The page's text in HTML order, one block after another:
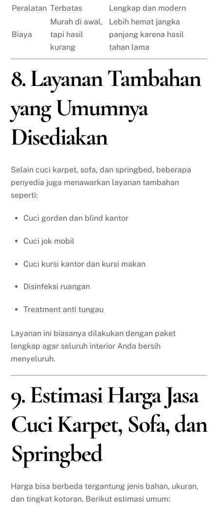
Peralatan Terbatas Lengkap dan modern
Biaya
Murah di awal,
tapi hasil
kurang
Lebih hemat jangka
panjang karena hasil
tahan lama
8. Layanan Tambahan
yang Umumnya
Disediakan
Selain cuci karpet, sofa, dan springbed, beberapa
penyedia juga menawarkan layanan tambahan
seperti:
Cuci gorden dan blind kantor
Cuci jok mobil
Cuci kursi kantor dan kursi makan
Disinfeksi ruangan
Treatment anti tungau
Layanan ini biasanya dilakukan dengan paket
lengkap agar seluruh interior Anda bersih
menyeluruh.
9. Estimasi Harga Jasa
Cuci Karpet, Sofa, dan
Springbed
Harga bisa berbeda tergantung jenis bahan, ukuran,
dan tingkat kotoran. Berikut estimasi umum: